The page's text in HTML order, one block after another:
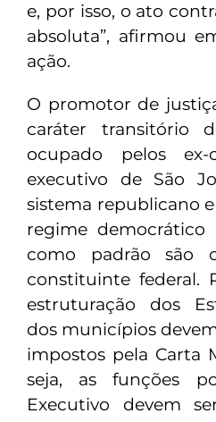
e, por isso, o ato
absoluta”, afirmou
ação.
O promotor de
caráter transitório
ocupado pelos
executivo de São
sistema republicano
regime democrático
como padrão são
constituinte federal.
estruturação dos
dos municípios
impostos pela Carta
seja, as funções
Executivo devem